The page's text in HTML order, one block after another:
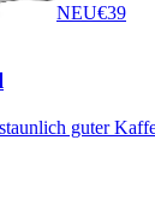
NEU€39
guter